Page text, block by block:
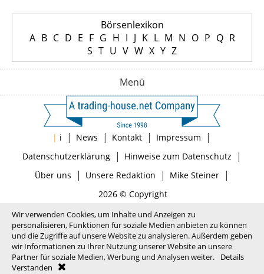
Börsenlexikon
A B C D E F G H I J K L M N O P Q R
S T U V W X Y Z
Menü
| i | News | Kontakt | Impressum |
Datenschutzerklärung| Hinweise zum Datenschutz |
Über uns | Unsere Redaktion | Mike Steiner|
2026 © Copyright
Wir verwenden Cookies, um Inhalte und Anzeigen zu
personalisieren, Funktionen für soziale Medien anbieten zu können
und die Zugriffe auf unsere Website zu analysieren. Außerdem geben
wir Informationen zu Ihrer Nutzung unserer Website an unsere
Partner für soziale Medien, Werbung und Analysen weiter.
Details
Verstanden